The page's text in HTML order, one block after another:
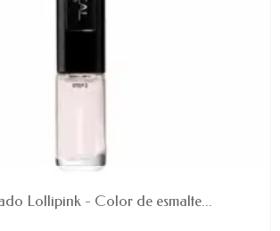
Lollipink - Color de esmalte...